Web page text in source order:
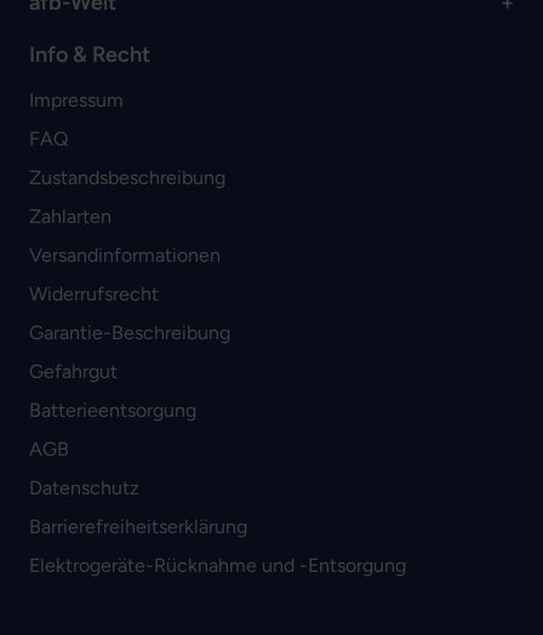
Info & Recht
Impressum
FAQ
Zustandsbeschreibung
Zahlarten
Versandinformationen
Widerrufsrecht
Garantie-Beschreibung
Gefahrgut
Batterieentsorgung
AGB
Datenschutz
Barrierefreiheitserklärung
Elektrogeräte-Rücknahme und -Entsorgung